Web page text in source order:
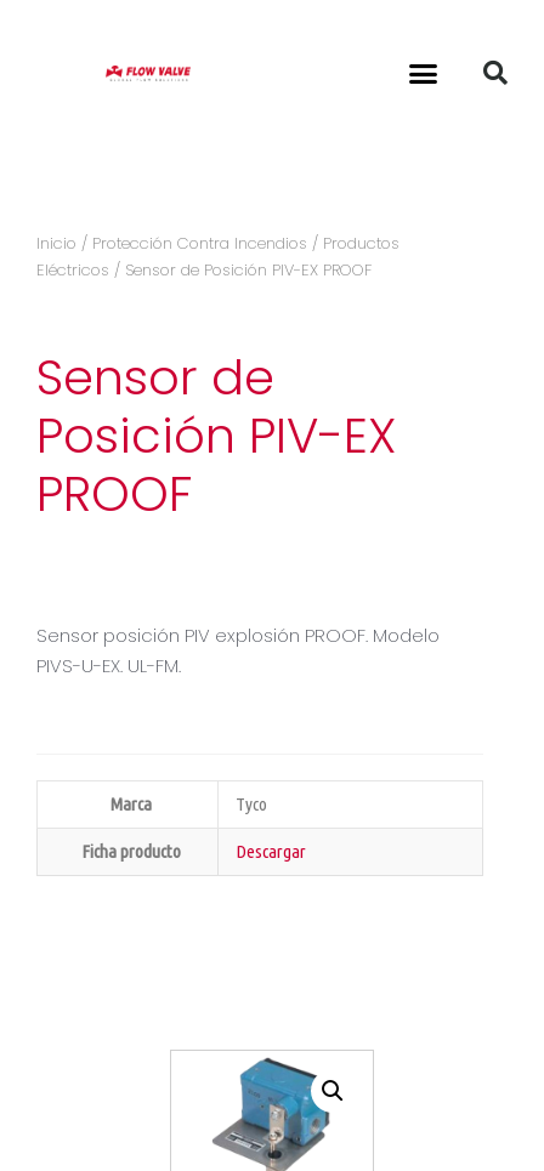
Inicio / Protección Contra Incendios / Productos
Eléctricos / Sensor de Posición PIV-EX PROOF
Sensor de
Posición PIV-EX
PROOF
Sensor posición PIV explosión PROOF. Modelo
PIVS-U-EX. UL-FM.
Marca Tyco
Ficha producto Descargar